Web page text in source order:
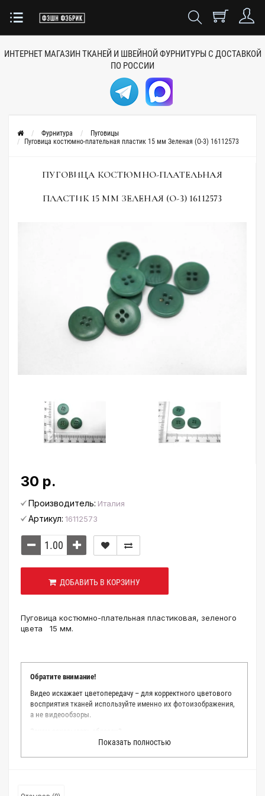
ИНТЕРНЕТ МАГАЗИН ТКАНЕЙ И ШВЕЙНОЙ ФУРНИТУРЫ С ДОСТАВКОЙ
ПО РОССИИ
Фурнитура
Пуговицы
Пуговица костюмно-плательная пластик 15 мм Зеленая (О-3) 16112573
ПУГОВИЦА КОСТЮМНО-ПЛАТЕЛЬНАЯ
ПЛАСТИК 15 ММ ЗЕЛЕНАЯ (О-3) 16112573
30 р.
Производитель: Италия
Артикул: 16112573
ДОБАВИТЬ В КОРЗИНУ
Пуговица костюмно-плательная пластиковая, зеленого
цвета 15 мм.
Обратите внимание!
Видео искажает цветопередачу – для корректного цветового
восприятия тканей используйте именно их фотоизображения,
а не видеообзоры.
Мы делаем все возможное, чтобы точно описать цвет каждой
ткани из нашего каталога. Мы осматриваем и фотографируем
Показать полностью